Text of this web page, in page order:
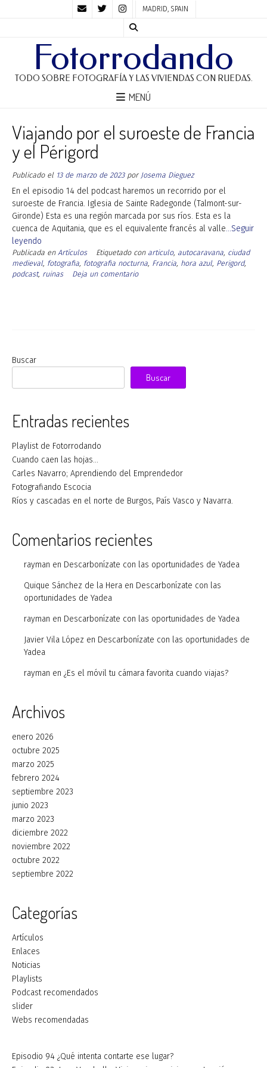
MADRID, SPAIN
Fotorrodando
TODO SOBRE FOTOGRAFÍA Y LAS VIVIENDAS CON RUEDAS.
MENÚ
Viajando por el suroeste de Francia
y el Périgord
Publicado el 13 de marzo de 2023por Josema Dieguez
En el episodio 14 del podcast haremos un recorrido por el
suroeste de Francia. Iglesia de Sainte Radegonde (Talmont-sur-
Gironde) Esta es una región marcada por sus ríos. Esta es la
cuenca de Aquitania, que es el equivalente francés al valle...Seguir
leyendo
Publicada en Artículos Etiquetado con articulo, autocaravana ciudad
medieval, fotografia fotografia nocturna Francia hora azul, Perigord,
podcast, ruinas Deja un comentario
Buscar
Buscar
Entradas recientes
Playlist de Fotorrodando
Cuando caen las hojas…
Carles Navarro; Aprendiendo del Emprendedor
Fotografiando Escocia
Ríos y cascadas en el norte de Burgos, País Vasco y Navarra.
Comentarios recientes
rayman en Descarbonízate con las oportunidades de Yadea
Quique Sánchez de la Hera en Descarbonízate con las
oportunidades de Yadea
rayman en Descarbonízate con las oportunidades de Yadea
Javier Vila López en Descarbonízate con las oportunidades de
Yadea
rayman en ¿Es el móvil tu cámara favorita cuando viajas?
Archivos
enero 2026
octubre 2025
marzo 2025
febrero 2024
septiembre 2023
junio 2023
marzo 2023
diciembre 2022
noviembre 2022
octubre 2022
septiembre 2022
Categorías
Artículos
Enlaces
Noticias
Playlists
Podcast recomendados
slider
Webs recomendadas
Episodio 94 ¿Qué intenta contarte ese lugar?